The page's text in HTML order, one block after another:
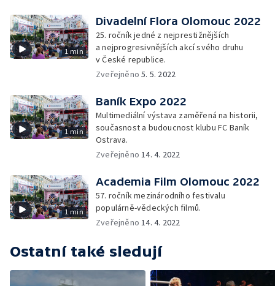
1 min
Divadelní Flora Olomouc 2022
25. ročník jedné z nejprestižnějších
a nejprogresivnějších akcí svého druhu
v České republice.
Zveřejněno5. 5. 2022
1 min
Baník Expo 2022
Multimediální výstava zaměřená na historii,
současnost a budoucnost klubu FC Baník
Ostrava.
Zveřejněno14. 4. 2022
1 min
Academia Film Olomouc 2022
57. ročník mezinárodního festivalu
populárně-vědeckých filmů.
Zveřejněno14. 4. 2022
Ostatní také sledují